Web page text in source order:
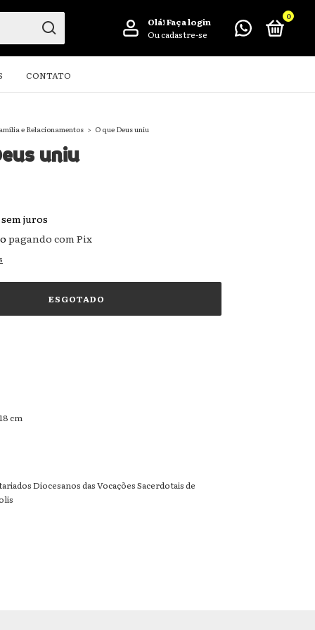
Olá!Faça login
Ou cadastre-se
0
CONTATO
e Relacionamentos > O que Deus uniu
uniu
sem juros
pagando com Pix
cm
Diocesanos das Vocações Sacerdotais de